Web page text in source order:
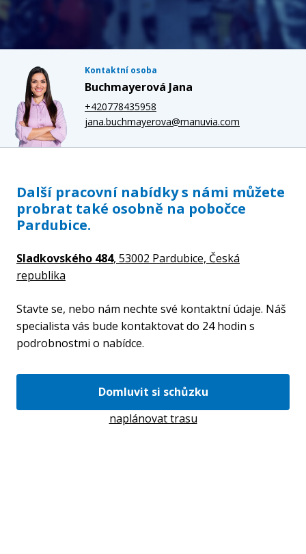
Kontaktní osoba
Buchmayerová Jana
+420778435958
jana.buchmayerova@manuvia.com
Další pracovní nabídky s námi můžete
probrat také osobně na pobočce
Pardubice.
Sladkovského 484, 53002 Pardubice, Česká
republika
Stavte se, nebo nám nechte své kontaktní údaje. Náš
specialista vás bude kontaktovat do 24 hodin s
podrobnostmi o nabídce.
Domluvit si schůzku
naplánovat trasu